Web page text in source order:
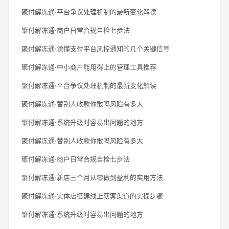
聚付解冻通·平台争议处理机制的最新变化解读
聚付解冻通·商户日常合规自检七步法
聚付解冻通·读懂支付平台风控通知的几个关键信号
聚付解冻通·中小商户能用得上的管理工具推荐
聚付解冻通·平台争议处理机制的最新变化解读
聚付解冻通·替别人收款你敢吗风险有多大
聚付解冻通·系统升级时容易出问题的地方
聚付解冻通·替别人收款你敢吗风险有多大
聚付解冻通·商户日常合规自检七步法
聚付解冻通·新店三个月从零做到盈利的实用方法
聚付解冻通·实体店搭建线上获客渠道的实操步骤
聚付解冻通·系统升级时容易出问题的地方